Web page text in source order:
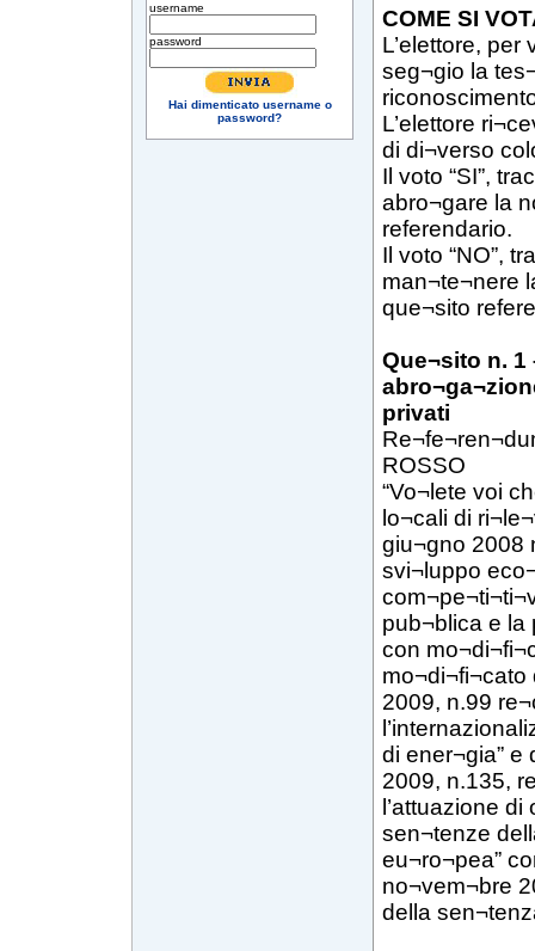
username
password
Hai dimenticato username o
password?
COME SI
L’elettore,
seg¬gio la
L’elettore
di di¬verso
Il voto “SI”,
abro¬gare la
referendario.
Il voto “NO”,
man¬te¬nere
que¬sito
Que¬sito n. 1
privati
ROSSO
“Vo¬lete voi
lo¬cali di
giu¬gno 2008
svi¬luppo
pub¬blica e la
con
mo¬di¬fi¬cato
2009, n.99
di ener¬gia” e
2009, n.135,
l’attuazione
sen¬tenze
eu¬ro¬pea”
no¬vem¬bre
della